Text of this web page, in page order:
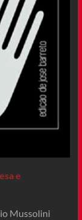
e
Mussolini